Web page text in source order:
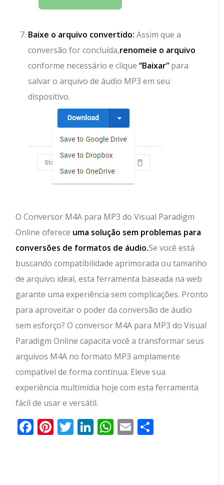
Baixe o arquivo convertido: Assim que a
conversão for concluída,renomeie o arquivo
conforme necessário e clique “Baixar” para
salvar o arquivo de áudio MP3 em seu
dispositivo.
O Conversor M4A para MP3 do Visual Paradigm
Online oferece uma solução sem problemas para
conversões de formatos de áudio.Se você está
buscando compatibilidade aprimorada ou tamanho
de arquivo ideal, esta ferramenta baseada na web
garante uma experiência sem complicações. Pronto
para aproveitar o poder da conversão de áudio
sem esforço? O conversor M4A para MP3 do Visual
Paradigm Online capacita você a transformar seus
arquivos M4A no formato MP3 amplamente
compatível de forma contínua. Eleve sua
experiência multimídia hoje com esta ferramenta
fácil de usar e versátil.
Facebook
Pinterest
Twitter
LinkedIn
WhatsApp
Email